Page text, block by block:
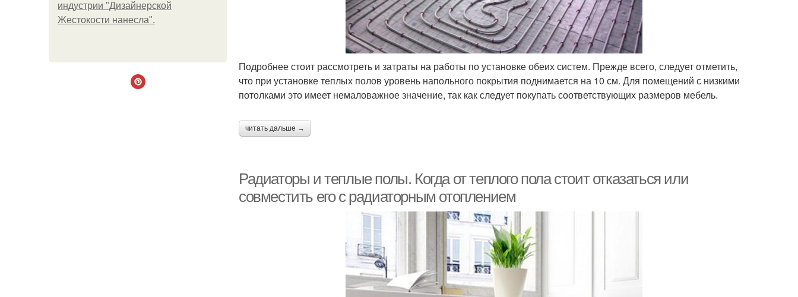
индустрии "Дизайнерской
Жестокости нанесла".
Подробнее стоит рассмотреть и затраты на работы по установке обеих систем. Прежде всего, следует отметить,
что при установке теплых полов уровень напольного покрытия поднимается на 10 см. Для помещений с низкими
потолками это имеет немаловажное значение, так как следует покупать соответствующих размеров мебель.
читать дальше →
Радиаторы и теплые полы. Когда от теплого пола стоит отказаться или
совместить его с радиаторным отоплением